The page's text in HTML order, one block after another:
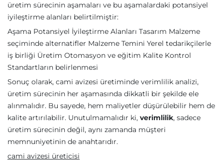
üretim sürecinin aşamaları ve bu aşamalardaki potansiyel
iyileştirme alanları belirtilmiştir:
Aşama Potansiyel İyileştirme Alanları Tasarım Malzeme
seçiminde alternatifler Malzeme Temini Yerel tedarikçilerle
iş birliği Üretim Otomasyon ve eğitim Kalite Kontrol
Standartların belirlenmesi
Sonuç olarak, cami avizesi üretiminde verimlilik analizi,
üretim sürecinin her aşamasında dikkatli bir şekilde ele
alınmalıdır. Bu sayede, hem maliyetler düşürülebilir hem de
kalite artırılabilir. Unutulmamalıdır ki, verimlilik, sadece
üretim sürecinin değil, aynı zamanda müşteri
memnuniyetinin de anahtarıdır.
cami avizesi üreticisi